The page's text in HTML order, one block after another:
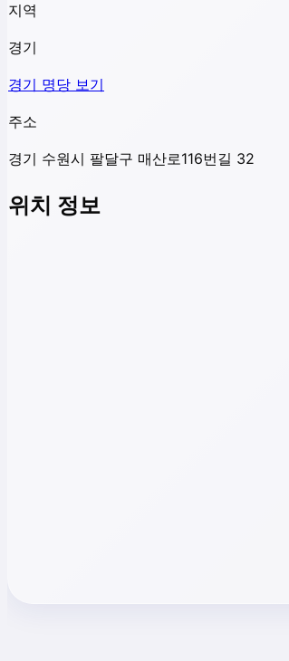
지역
경기
경기 명당 보기
주소
경기 수원시 팔달구 매산로116번길 32
위치 정보